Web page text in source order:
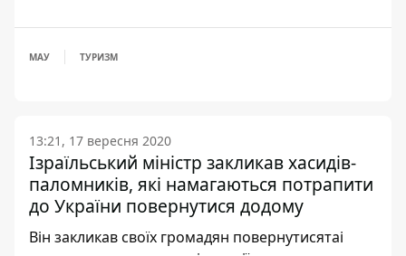
МАУ ТУРИЗМ
13:21, 17 вересня 2020
Ізраїльський міністр закликав хасидів-
паломників, які намагаються потрапити
до України повернутися додому
Він закликав своїх громадян повернутисятаі